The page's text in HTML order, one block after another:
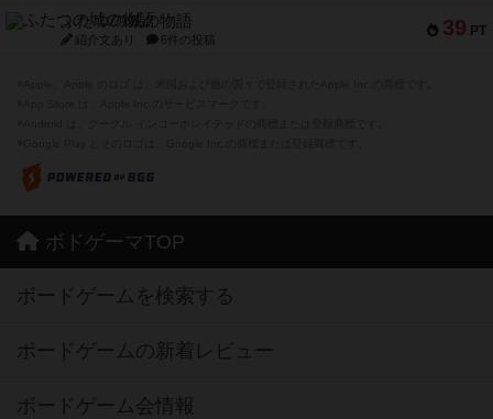
39 PT
ふたつの城の物語
紹介文あり 6件の投稿
ボドゲーマTOP
ボードゲームを検索する
ボードゲームの新着レビュー
ボードゲーム会情報